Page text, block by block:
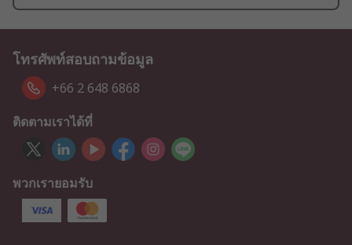
โทรศัพท์สอบถามข้อมูล
+66 2 648 6868
ติดตามเราได้ที่
พวกเรายอมรับ